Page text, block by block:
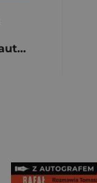
Ustawa o prawie autorskim z dnia 29 marca 1926 r. z materiałami (reprint)